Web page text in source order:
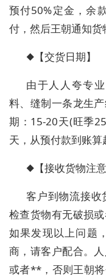
预付50%定金，余
付，然后王朝通知货
◆【交货日期】
由于人人夸专
料、缝制一条龙生
期：15-20天(旺季
天，从预付款到账算
◆【接收货物注意
客户到物流接收
检查货物有无破损
如果发现以上问题
商，请客户配合。
或者**，否则王朝